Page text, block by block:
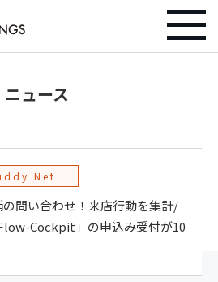
ニュース
Net
問い合わせ！来店行動を集計/
Cockpit」の申込み受付が10